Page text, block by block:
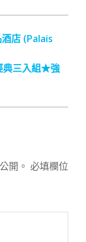
酒店 (Palais
典三入組★強
開。 必填欄位